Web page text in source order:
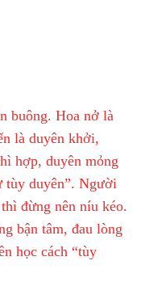
buông. Hoa nở là
là duyên khởi,
hợp, duyên mỏng
tùy duyên”. Người
đừng nên níu kéo.
bận tâm, đau lòng
học cách “tùy